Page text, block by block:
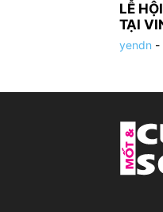
LỄ
TẠI
yendn -